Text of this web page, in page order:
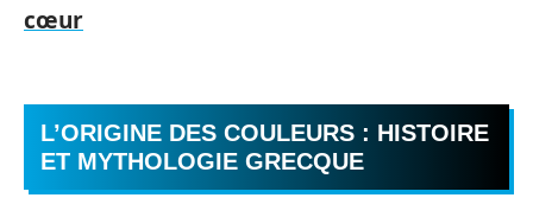
cœur
L’ORIGINE DES COULEURS : HISTOIRE
ET MYTHOLOGIE GRECQUE